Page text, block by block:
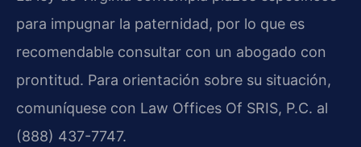
para impugnar la paternidad, por lo que es
recomendable consultar con un abogado con
prontitud. Para orientación sobre su situación,
comuníquese con Law Offices Of SRIS, P.C. al
(888) 437-7747.